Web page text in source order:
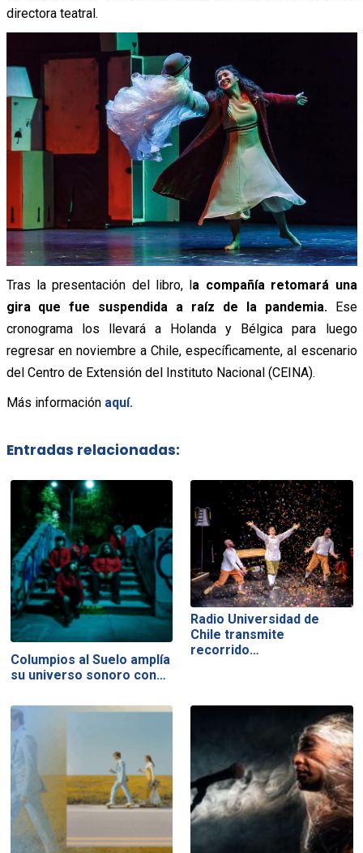
directora teatral.
Tras la presentación del libro, la compañía retomará una
gira que fue suspendida a raíz de la pandemia. Ese
cronograma los llevará a Holanda y Bélgica para luego
regresar en noviembre a Chile, específicamente, al escenario
del Centro de Extensión del Instituto Nacional (CEINA).
Más información aquí.
Entradas relacionadas:
Columpios al Suelo amplía
su universo sonoro con…
Radio Universidad de
Chile transmite
recorrido…